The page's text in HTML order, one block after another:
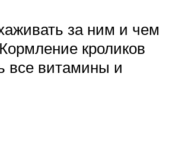
за ним и чем
кроликов
все витамины и